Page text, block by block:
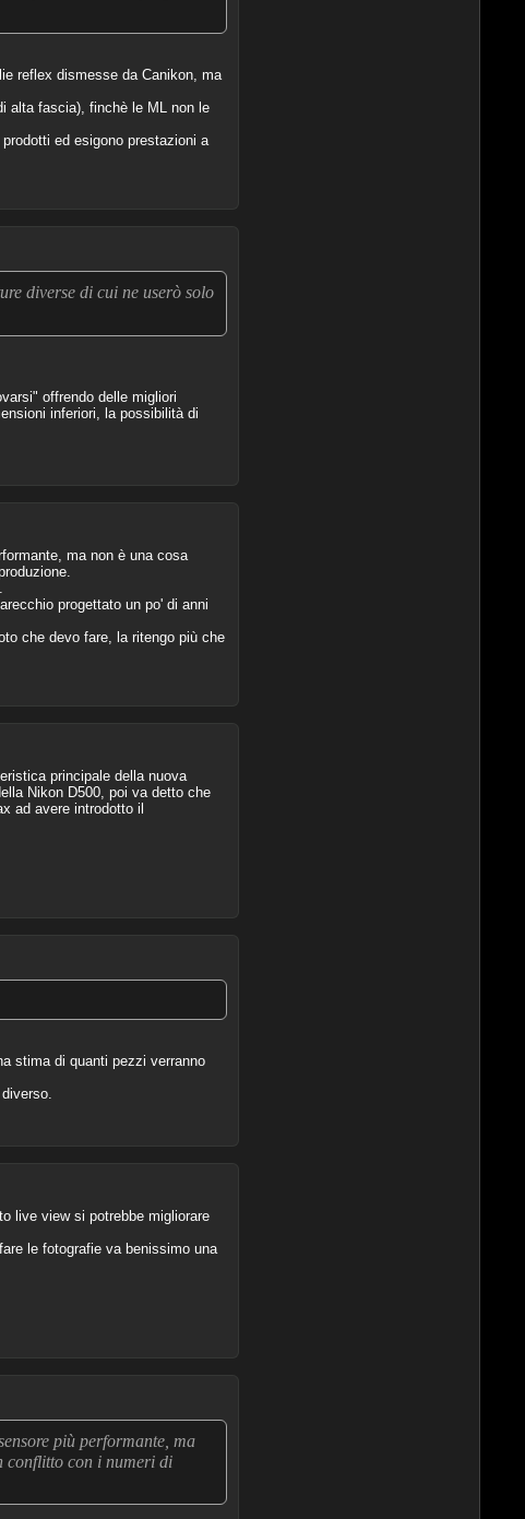
reflex dismesse da Canikon, ma
alta fascia), finchè le ML non le
ed esigono prestazioni a
diverse di cui ne userò solo
offrendo delle migliori
inferiori, la possibilità di
ma non è una cosa
progettato un po' di anni
che devo fare, la ritengo più che
principale della nuova
Nikon D500, poi va detto che
ad avere introdotto il
stima di quanti pezzi verranno
live view si potrebbe migliorare
le fotografie va benissimo una
più performante, ma
conflitto con i numeri di